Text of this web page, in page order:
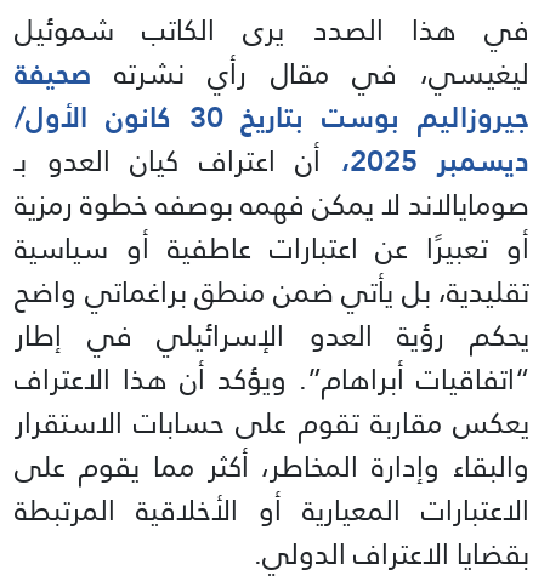
في هذا الصدد يرى الكاتب شموئيل
ليغيسي، في مقال رأي نشرته صحيفة
جيروزاليم بوست بتاريخ 30 كانون الأول/
ديسمبر 2025،
أن اعتراف كيان العدو بـ
صومايالاند لا يمكن فهمه بوصفه خطوة رمزية
أو تعبيرًا عن اعتبارات عاطفية أو سياسية
تقليدية، بل يأتي ضمن منطق براغماتي واضح
يحكم رؤية العدو الإسرائيلي في إطار
“اتفاقيات أبراهام”. ويؤكد أن هذا الاعتراف
يعكس مقاربة تقوم على حسابات الاستقرار
والبقاء وإدارة المخاطر، أكثر مما يقوم على
الاعتبارات المعيارية أو الأخلاقية المرتبطة
بقضايا الاعتراف الدولي.